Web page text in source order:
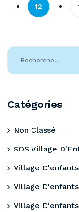
12
Catégories
Non Classé
SOS Village
Village D'enfants
Village D'enfants
Village